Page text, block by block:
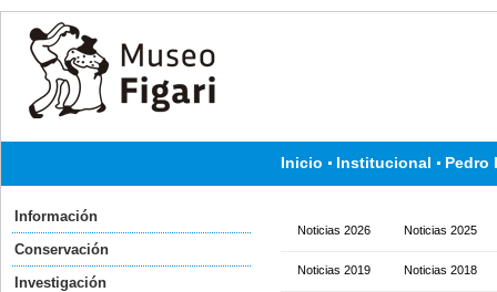
Inicio Institucional Pedro
Información
Conservación
Investigación
Noticias 2026 Noticias 2025
Noticias 2019 Noticias 2018